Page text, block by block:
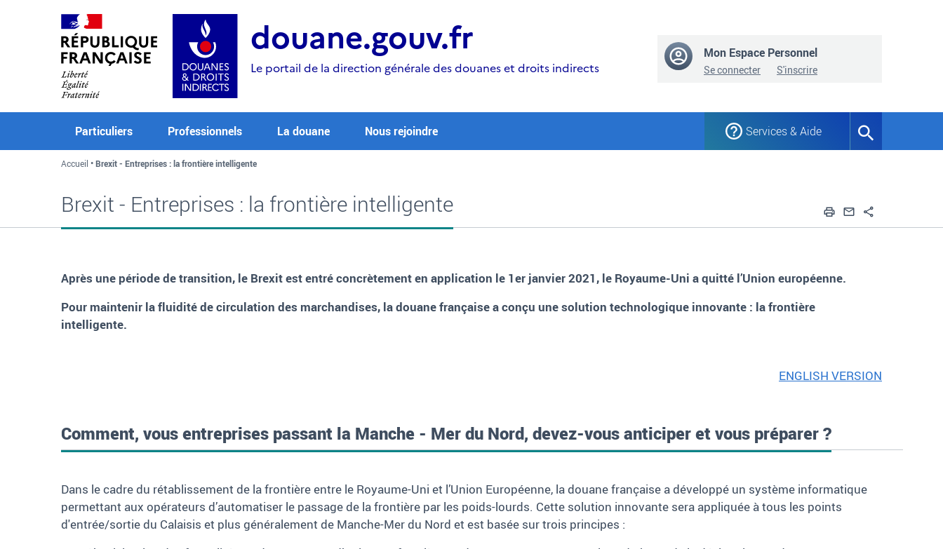
douane.gouv.fr
Le portail de la direction générale des douanes et droits indirects
Mon Espace Personnel
Se connecter S'inscrire
Particuliers Professionnels La douane Nous rejoindre Services & Aide
Formulaire
Accueil Brexit - Entreprises : la frontière intelligente
Brexit - Entreprises : la frontière intelligente ImprimerEnvoyer par
Après une période de transition, le Brexit est entré concrètement en application le 1er janvier 2021, le Royaume-Uni a quitté l’Union européenne.
Pour maintenir la fluidité de circulation des marchandises, la douane française a conçu une solution technologique innovante : la frontière
intelligente.
ENGLISH VERSION
Comment, vous entreprises passant la Manche - Mer du Nord, devez-vous anticiper et vous préparer?
Dans le cadre du rétablissement de la frontière entre le Royaume-Uni et l’Union Européenne, la douane française a développé un système informatique
permettant aux opérateurs d’automatiser le passage de la frontière par les poids-lourds. Cette solution innovante sera appliquée à tous les points
d'entrée/sortie du Calaisis et plus généralement de Manche-Mer du Nord et est basée sur trois principes :